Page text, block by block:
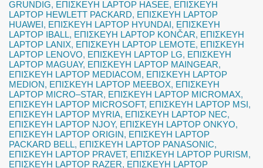
GRUNDIG, ΕΠΙΣΚΕΥΗ LAPTOP HASEE, ΕΠΙΣΚΕΥΗ
LAPTOP HEWLETT PACKARD, ΕΠΙΣΚΕΥΗ LAPTOP
HUAWEI, ΕΠΙΣΚΕΥΗ LAPTOP HYUNDAI, ΕΠΙΣΚΕΥΗ
LAPTOP IBALL, ΕΠΙΣΚΕΥΗ LAPTOP KONČAR, ΕΠΙΣΚΕΥΗ
LAPTOP LANIX, ΕΠΙΣΚΕΥΗ LAPTOP LEMOTE, ΕΠΙΣΚΕΥΗ
LAPTOP LENOVO, ΕΠΙΣΚΕΥΗ LAPTOP LG, ΕΠΙΣΚΕΥΗ
LAPTOP MAGUAY, ΕΠΙΣΚΕΥΗ LAPTOP MAINGEAR,
ΕΠΙΣΚΕΥΗ LAPTOP MEDIACOM, ΕΠΙΣΚΕΥΗ LAPTOP
MEDION, ΕΠΙΣΚΕΥΗ LAPTOP MEEBOX, ΕΠΙΣΚΕΥΗ
LAPTOP MICRO–STAR, ΕΠΙΣΚΕΥΗ LAPTOP MICROMAX,
ΕΠΙΣΚΕΥΗ LAPTOP MICROSOFT, ΕΠΙΣΚΕΥΗ LAPTOP MSI,
ΕΠΙΣΚΕΥΗ LAPTOP MYRIA, ΕΠΙΣΚΕΥΗ LAPTOP NEC,
ΕΠΙΣΚΕΥΗ LAPTOP NJOY, ΕΠΙΣΚΕΥΗ LAPTOP ONKYO,
ΕΠΙΣΚΕΥΗ LAPTOP ORIGIN, ΕΠΙΣΚΕΥΗ LAPTOP
PACKARD BELL, ΕΠΙΣΚΕΥΗ LAPTOP PANASONIC,
ΕΠΙΣΚΕΥΗ LAPTOP PRAVET, ΕΠΙΣΚΕΥΗ LAPTOP PURISM,
ΕΠΙΣΚΕΥΗ LAPTOP RAZER, ΕΠΙΣΚΕΥΗ LAPTOP